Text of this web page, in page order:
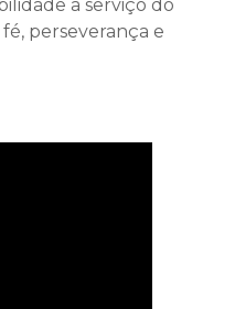
a serviço do
perseverança e